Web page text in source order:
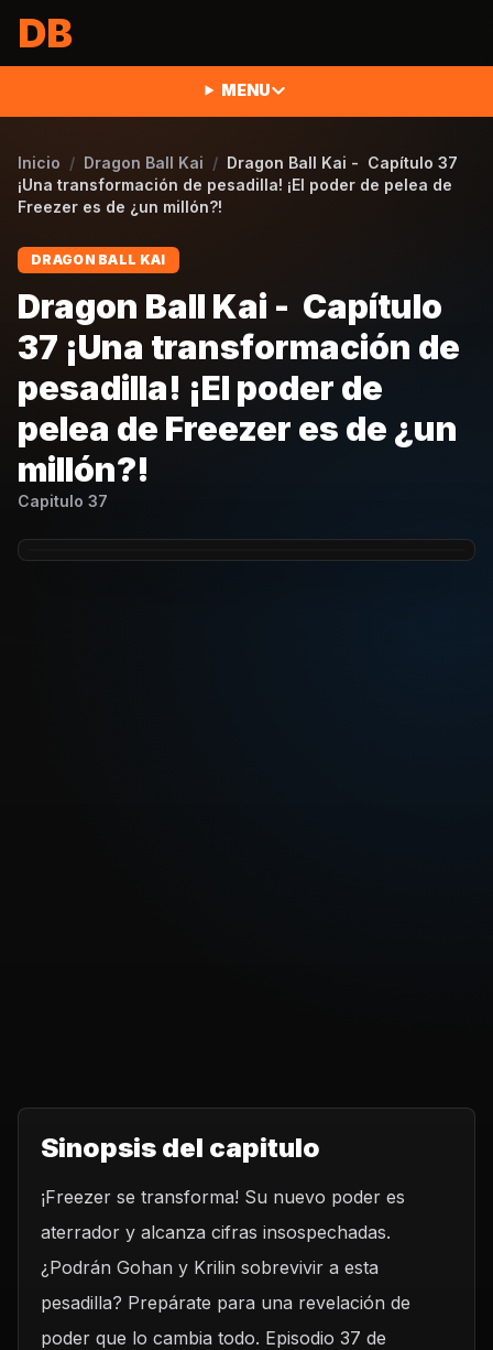
DB
MENU
Inicio / Dragon Ball Kai / Dragon Ball Kai - Capítulo 37
¡Una transformación de pesadilla! ¡El poder de pelea de
Freezer es de ¿un millón?!
DRAGON BALL KAI
Dragon Ball Kai - Capítulo
37 ¡Una transformación de
pesadilla! ¡El poder de
pelea de Freezer es de ¿un
millón?!
Capitulo 37
Sinopsis del capitulo
¡Freezer se transforma! Su nuevo poder es
aterrador y alcanza cifras insospechadas.
¿Podrán Gohan y Krilin sobrevivir a esta
pesadilla? Prepárate para una revelación de
poder que lo cambia todo. Episodio 37 de